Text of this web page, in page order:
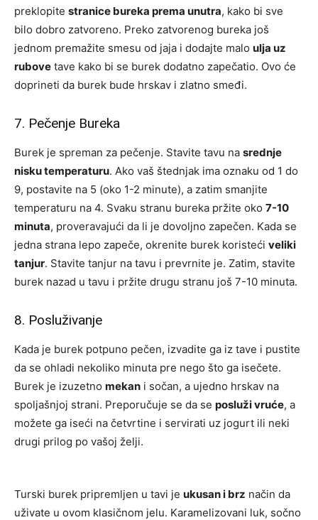
preklopite stranice bureka prema unutra, kako bi sve
bilo dobro zatvoreno. Preko zatvorenog bureka još
jednom premažite smesu od jaja i dodajte malo ulja uz
rubove tave kako bi se burek dodatno zapečatio. Ovo će
doprineti da burek bude hrskav i zlatno smeđi.
7. Pečenje Bureka
Burek je spreman za pečenje. Stavite tavu na srednje
nisku temperaturu. Ako vaš štednjak ima oznaku od 1 do
9, postavite na 5 (oko 1-2 minute), a zatim smanjite
temperaturu na 4. Svaku stranu bureka pržite oko 7-10
minuta, proveravajući da li je dovoljno zapečen. Kada se
jedna strana lepo zapeče, okrenite burek koristeći veliki
tanjur. Stavite tanjur na tavu i prevrnite je. Zatim, stavite
burek nazad u tavu i pržite drugu stranu još 7-10 minuta.
8. Posluživanje
Kada je burek potpuno pečen, izvadite ga iz tave i pustite
da se ohladi nekoliko minuta pre nego što ga isečete.
Burek je izuzetno mekan i sočan, a ujedno hrskav na
spoljašnjoj strani. Preporučuje se da se posluži vruće, a
možete ga iseći na četvrtine i servirati uz jogurt ili neki
drugi prilog po vašoj želji.
Turski burek pripremljen u tavi je ukusan i brz način da
uživate u ovom klasičnom jelu. Karamelizovani luk, sočno